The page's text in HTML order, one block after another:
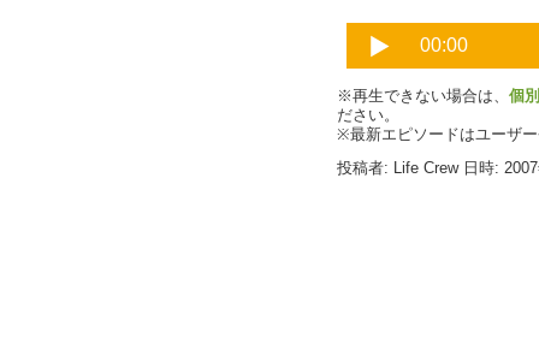
※再生できない場合は、 個
ださい。
※最新エピソードはユーザ
投稿者: Life Crew 日時: